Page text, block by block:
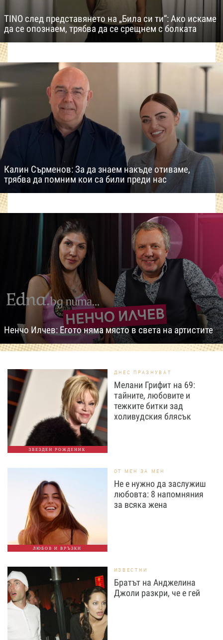
TINO след представянето на „Била си ти“: Ако искаме
да се опознаем, трябва да се срещнем с болката
Калин Сърменов: За да знаем накъде отиваме,
трябва да помним кои са били преди нас
Ненчо Илчев: Егото няма място в света на артистите
ЗВЕЗДЕН РОЖДЕНИК
ДНЕС ПРАЗНУВАТ
Мелани Грифит на 69:
тайните, любовите и
тежките битки зад
холивудския блясък
ЛЮБОВ И ВРЪЗКИ
ОТ МЕН ЗА МЕН
Не е нужно да заслужиш
любовта: 8 напомняния
за всяка жена
ИЗВЕСТНИ
Братът на Анджелина
Джоли разкри, че е гей